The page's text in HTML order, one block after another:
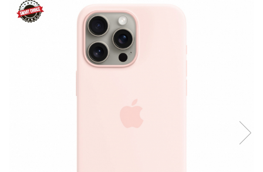
Tablete & accesorii
Telefoane & accesorii